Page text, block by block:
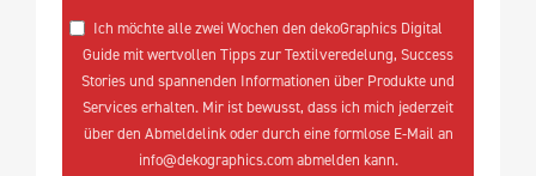
Ich möchte alle zwei Wochen den dekoGraphics Digital
Guide mit wertvollen Tipps zur Textilveredelung, Success
Stories und spannenden Informationen über Produkte und
Services erhalten. Mir ist bewusst, dass ich mich jederzeit
über den Abmeldelink oder durch eine formlose E-Mail an
info@dekographics.com abmelden kann.